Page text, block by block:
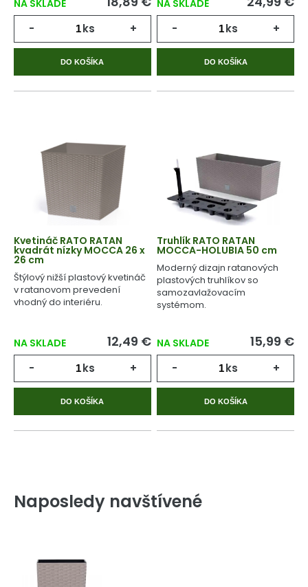
NA SKLADE
- ks +
DO KOŠÍKA
NA SKLADE
- ks +
DO KOŠÍKA
Kvetináč RATO RATAN
kvadrát nízky MOCCA 26 x
26 cm
Štýlový nižší plastový kvetináč
v ratanovom prevedení
vhodný do interiéru.
NA SKLADE 12,49 €
- ks +
DO KOŠÍKA
Truhlík RATO RATAN
MOCCA-HOLUBIA 50 cm
Moderný dizajn ratanových
plastových truhlíkov so
samozavlažovacím
systémom.
NA SKLADE 15,99 €
- ks +
DO KOŠÍKA
Naposledy navštívené